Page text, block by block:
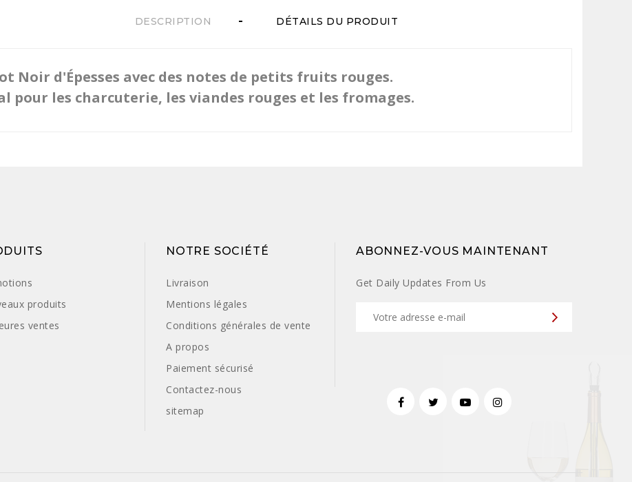
DESCRIPTION DÉTAILS DU PRODUIT
Noir d'Épesses avec des notes de petits fruits rouges.
pour les charcuterie, les viandes rouges et les fromages.
produits
ventes
NOTRE SOCIÉTÉ
Livraison
Mentions légales
Conditions générales de vente
A propos
Paiement sécurisé
Contactez-nous
sitemap
ABONNEZ-VOUS MAINTENANT
Get Daily Updates From Us